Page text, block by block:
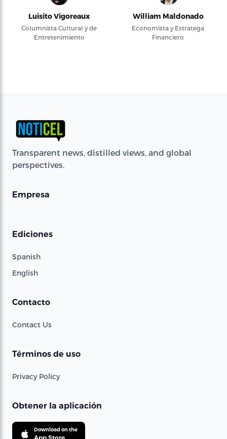
Luisito Vigoreaux
Columnista Cultural y de
Entretenimiento
William Maldonado
Economista y Estratega
Financiero
Transparent news, distilled views, and global
perspectives.
Empresa
Ediciones
Spanish
English
Contacto
Contact Us
Términos de uso
Privacy Policy
Obtener la aplicación
Download on the